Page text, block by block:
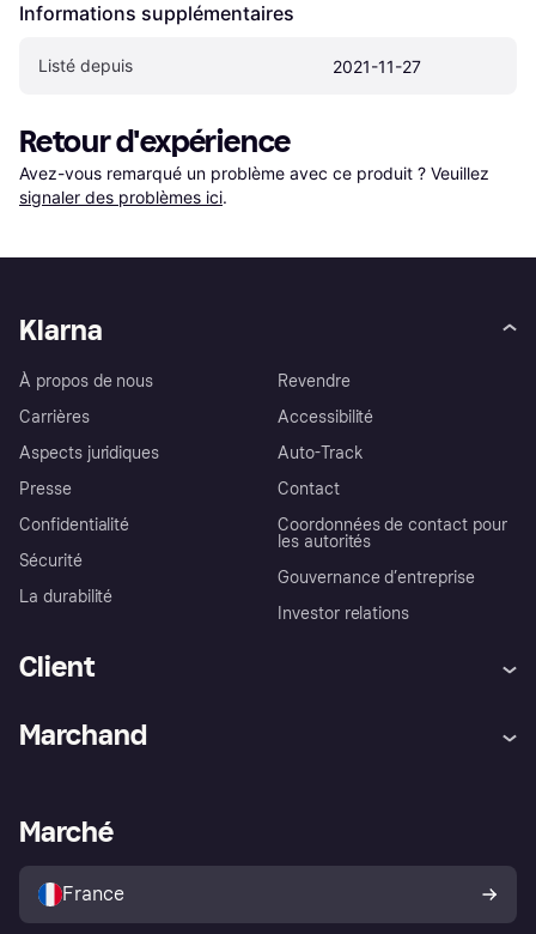
Informations supplémentaires
Listé depuis 2021-11-27
Retour d'expérience
Avez-vous remarqué un problème avec ce produit ? Veuillez
signaler des problèmes ici.
Klarna
À propos de nous
Carrières
Aspects juridiques
Presse
Confidentialité
Sécurité
La durabilité
Revendre
Accessibilité
Auto-Track
Contact
Coordonnées de contact pour
les autorités
Gouvernance d’entreprise
Investor relations
Client
Explorez les magasins
Politique de protection de
l’acheteur Klarna
Marchand
Portail Marchand
Marché
France